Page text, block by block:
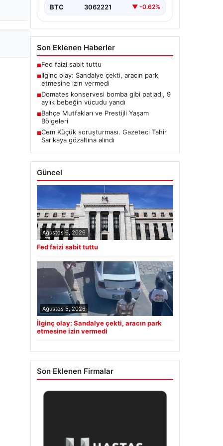
BTC 3062221 ▼ -0.62%
Son Eklenen Haberler
■Fed faizi sabit tuttu
■İlginç olay: Sandalye çekti, aracın park
etmesine izin vermedi
■Domates konservesi bomba gibi patladı, 9
aylık bebeğin vücudu yandı
■Bahçe Mutfakları ve Prestijli Yaşam
Bölgeleri
■Cem Küçük soruşturması. Gazeteci Tahir
Sarıkaya gözaltına alındı
Güncel
Ağustos 6, 2026
Fed faizi sabit tuttu
Ağustos 5, 2026
İlginç olay: Sandalye çekti, aracın park
etmesine izin vermedi
Son Eklenen Firmalar